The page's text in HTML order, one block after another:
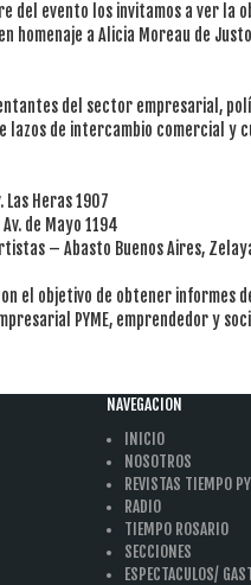
del evento los invitamos a ver la
homenaje a Alicia Moreau de
del sector empresarial,
lazos de intercambio comercial y
Heras 1907
de Mayo 1194
– Abasto Buenos Aires,
el objetivo de obtener informes
PYME, emprendedor y
NAVEGACION
INICIO
NOSOTROS
REVISTAS TIEMPO
RADIO
TIEMPO ROSARIO
SECCIONES
ESPECTACULOS/